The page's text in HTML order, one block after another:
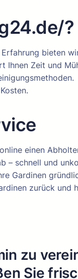
?
bieten
Ihnen Zeit und
einen
– schnell und
Gardinen
zurück und
zu
Sie